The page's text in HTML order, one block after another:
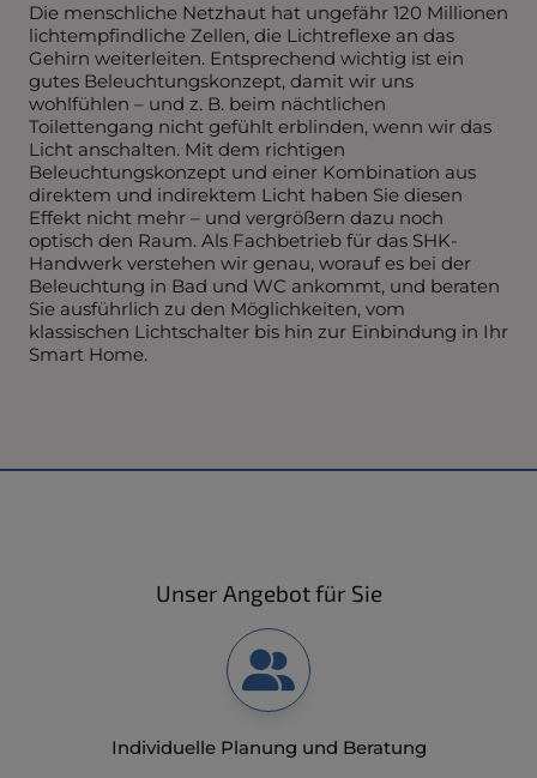
Die menschliche Netzhaut hat ungefähr 120 Millionen
lichtempfindliche Zellen, die Lichtreflexe an das
Gehirn weiterleiten. Entsprechend wichtig ist ein
gutes Beleuchtungskonzept, damit wir uns
wohlfühlen – und z. B. beim nächtlichen
Toilettengang nicht gefühlt erblinden, wenn wir das
Licht anschalten. Mit dem richtigen
Beleuchtungskonzept und einer Kombination aus
direktem und indirektem Licht haben Sie diesen
Effekt nicht mehr – und vergrößern dazu noch
optisch den Raum. Als Fachbetrieb für das SHK-
Handwerk verstehen wir genau, worauf es bei der
Beleuchtung in Bad und WC ankommt, und beraten
Sie ausführlich zu den Möglichkeiten, vom
klassischen Lichtschalter bis hin zur Einbindung in Ihr
Smart Home.
Unser Angebot für Sie
Individuelle Planung und Beratung